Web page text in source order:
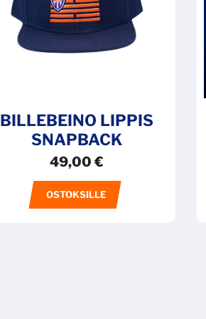
BILLEBEINO LIPPIS
SNAPBACK
49,00 €
OSTOKSILLE